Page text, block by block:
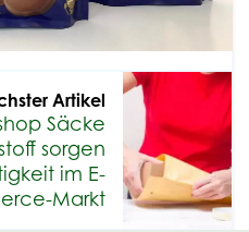
-
Artikel
Säcke
sorgen
im E-
Markt